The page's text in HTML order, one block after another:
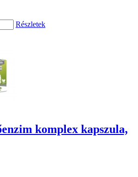
Részletek
komplex kapszula,